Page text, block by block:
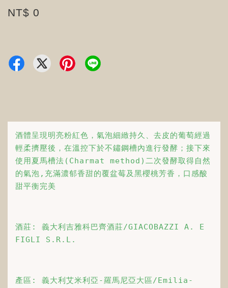
NT$ 0
酒體呈現明亮粉紅色，氣泡細緻持久、去皮的葡萄經過
輕柔擠壓後，在溫控下於不鏽鋼槽內進行發酵；接下來
使用夏馬槽法(Charmat method)二次發酵取得自然
的氣泡,充滿濃郁香甜的覆盆莓及黑櫻桃芳香，口感酸
甜平衡完美
酒莊: 義大利吉雅科巴齊酒莊/GIACOBAZZI A. E
FIGLI S.R.L.
產區: 義大利艾米利亞-羅馬尼亞大區/Emilia-